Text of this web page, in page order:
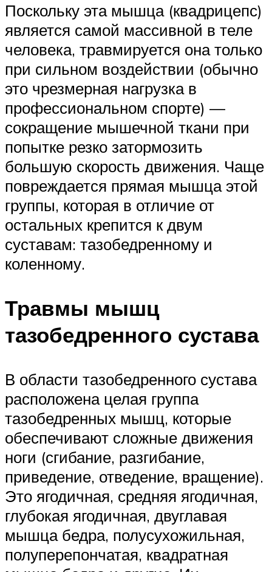
Поскольку эта мышца (квадрицепс)
является самой массивной в теле
человека, травмируется она только
при сильном воздействии (обычно
это чрезмерная нагрузка в
профессиональном спорте) —
сокращение мышечной ткани при
попытке резко затормозить
большую скорость движения. Чаще
повреждается прямая мышца этой
группы, которая в отличие от
остальных крепится к двум
суставам: тазобедренному и
коленному.
Травмы мышц
тазобедренного сустава
В области тазобедренного сустава
расположена целая группа
тазобедренных мышц, которые
обеспечивают сложные движения
ноги (сгибание, разгибание,
приведение, отведение, вращение).
Это ягодичная, средняя ягодичная,
глубокая ягодичная, двуглавая
мышца бедра, полусухожильная,
полуперепончатая, квадратная